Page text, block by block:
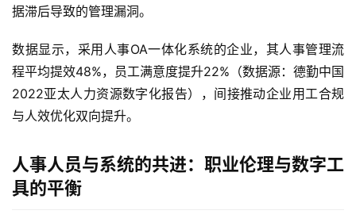
据滞后导致的管理漏洞。
数据显示，采用人事OA一体化系统的企业，其人事管理流
程平均提效48%，员工满意度提升22%（数据源：德勤中国
2022亚太人力资源数字化报告），间接推动企业用工合规
与人效优化双向提升。
人事人员与系统的共进：职业伦理与数字工
具的平衡